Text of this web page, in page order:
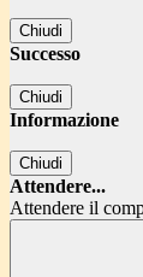
Chiudi
Successo
Chiudi
Informazione
Chiudi
Attendere...
Attendere il